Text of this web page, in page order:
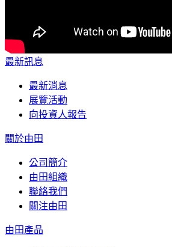
最新訊息
最新消息
展覽活動
向投資人報告
關於由田
公司簡介
由田組織
聯絡我們
關注由田
由田產品